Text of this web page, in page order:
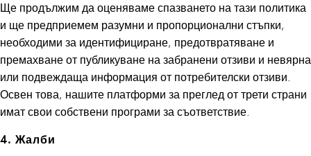
Jumpsuits & Playsuits
Rash Vests
Sandals & Sliders
Shorts
Skirts
Sunglasses
Sunsafe Swimwear
Tops & T-Shirts
Ще продължим да оценяваме спазването на тази политика
и ще предприемем разумни и пропорционални стъпки,
необходими за идентифициране, предотвратяване и
премахване от публикуване на забранени отзиви и невярна
или подвеждаща информация от потребителски отзиви.
Освен това, нашите платформи за преглед от трети страни
имат свои собствени програми за съответствие.
4. Жалби